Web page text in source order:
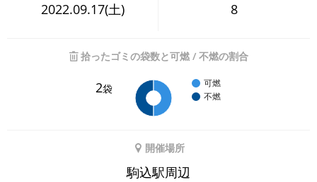
2022.09.17(土) 8
拾ったゴミの袋数と可燃 / 不燃の割合
2袋
可燃
不燃
開催場所
駒込駅周辺